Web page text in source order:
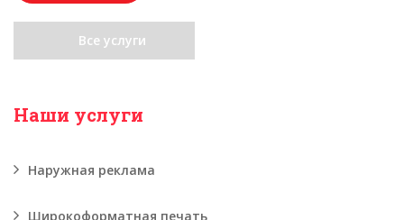
Все услуги
Наши услуги
Наружная реклама
Широкоформатная печать